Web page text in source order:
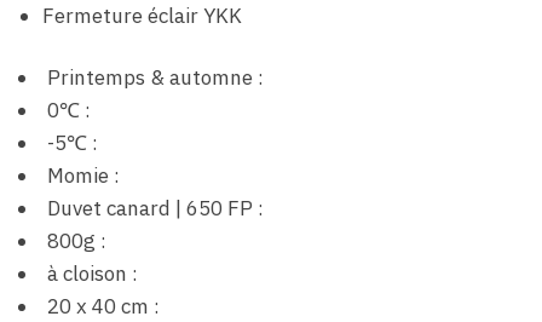
Fermeture éclair YKK
Printemps & automne :
0℃ :
-5℃ :
Momie :
Duvet canard | 650 FP :
800g :
à cloison :
20 x 40 cm :